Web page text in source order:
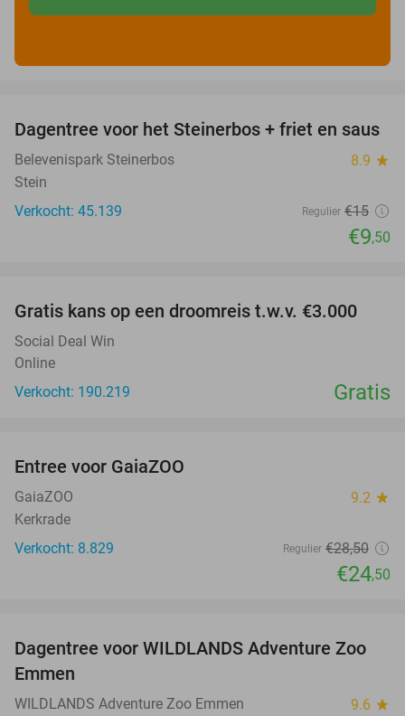
37%
Dagentree voor het Steinerbos + friet en saus
Belevenispark Steinerbos 8.9 star
Stein
Verkocht: 45.139
Regulier €15
€9,50
Gratis kans op een droomreis t.w.v. €3.000
Social Deal Win
Online
Verkocht: 190.219
Gratis
Entree voor GaiaZOO
GaiaZOO 9.2 star
Kerkrade
Verkocht: 8.829
Regulier €28,50
€24,50
24%
Dagentree voor WILDLANDS Adventure Zoo
Emmen
WILDLANDS Adventure Zoo Emmen 9.6 star